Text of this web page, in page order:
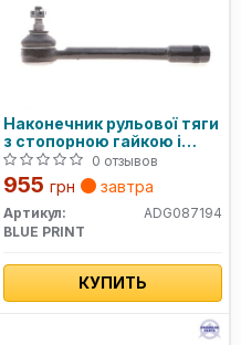
Наконечник рульової тяги
з стопорною гайкою і
шплінтом 0 отзывов
955 грн завтра
Артикул:
ADG087194
BLUE PRINT
КУПИТЬ